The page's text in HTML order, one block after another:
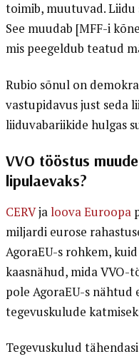
toimib, muutuvad.
See muudab [MFF-i
mis peegeldub teatud
Rubio sõnul on
vastupidavus just seda
liiduvabariikide hulgas
VVO tööstus
lipulaevaks?
CERVjaloova Euroopa
miljardi eurose
AgoraEU-s rohkem,
kaasnähud, mida VVO-
pole AgoraEU-s
tegevuskulude
Tegevuskulud